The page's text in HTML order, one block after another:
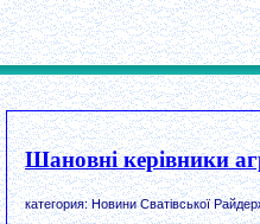
Шановні керівники
категория: Новини Сватівської